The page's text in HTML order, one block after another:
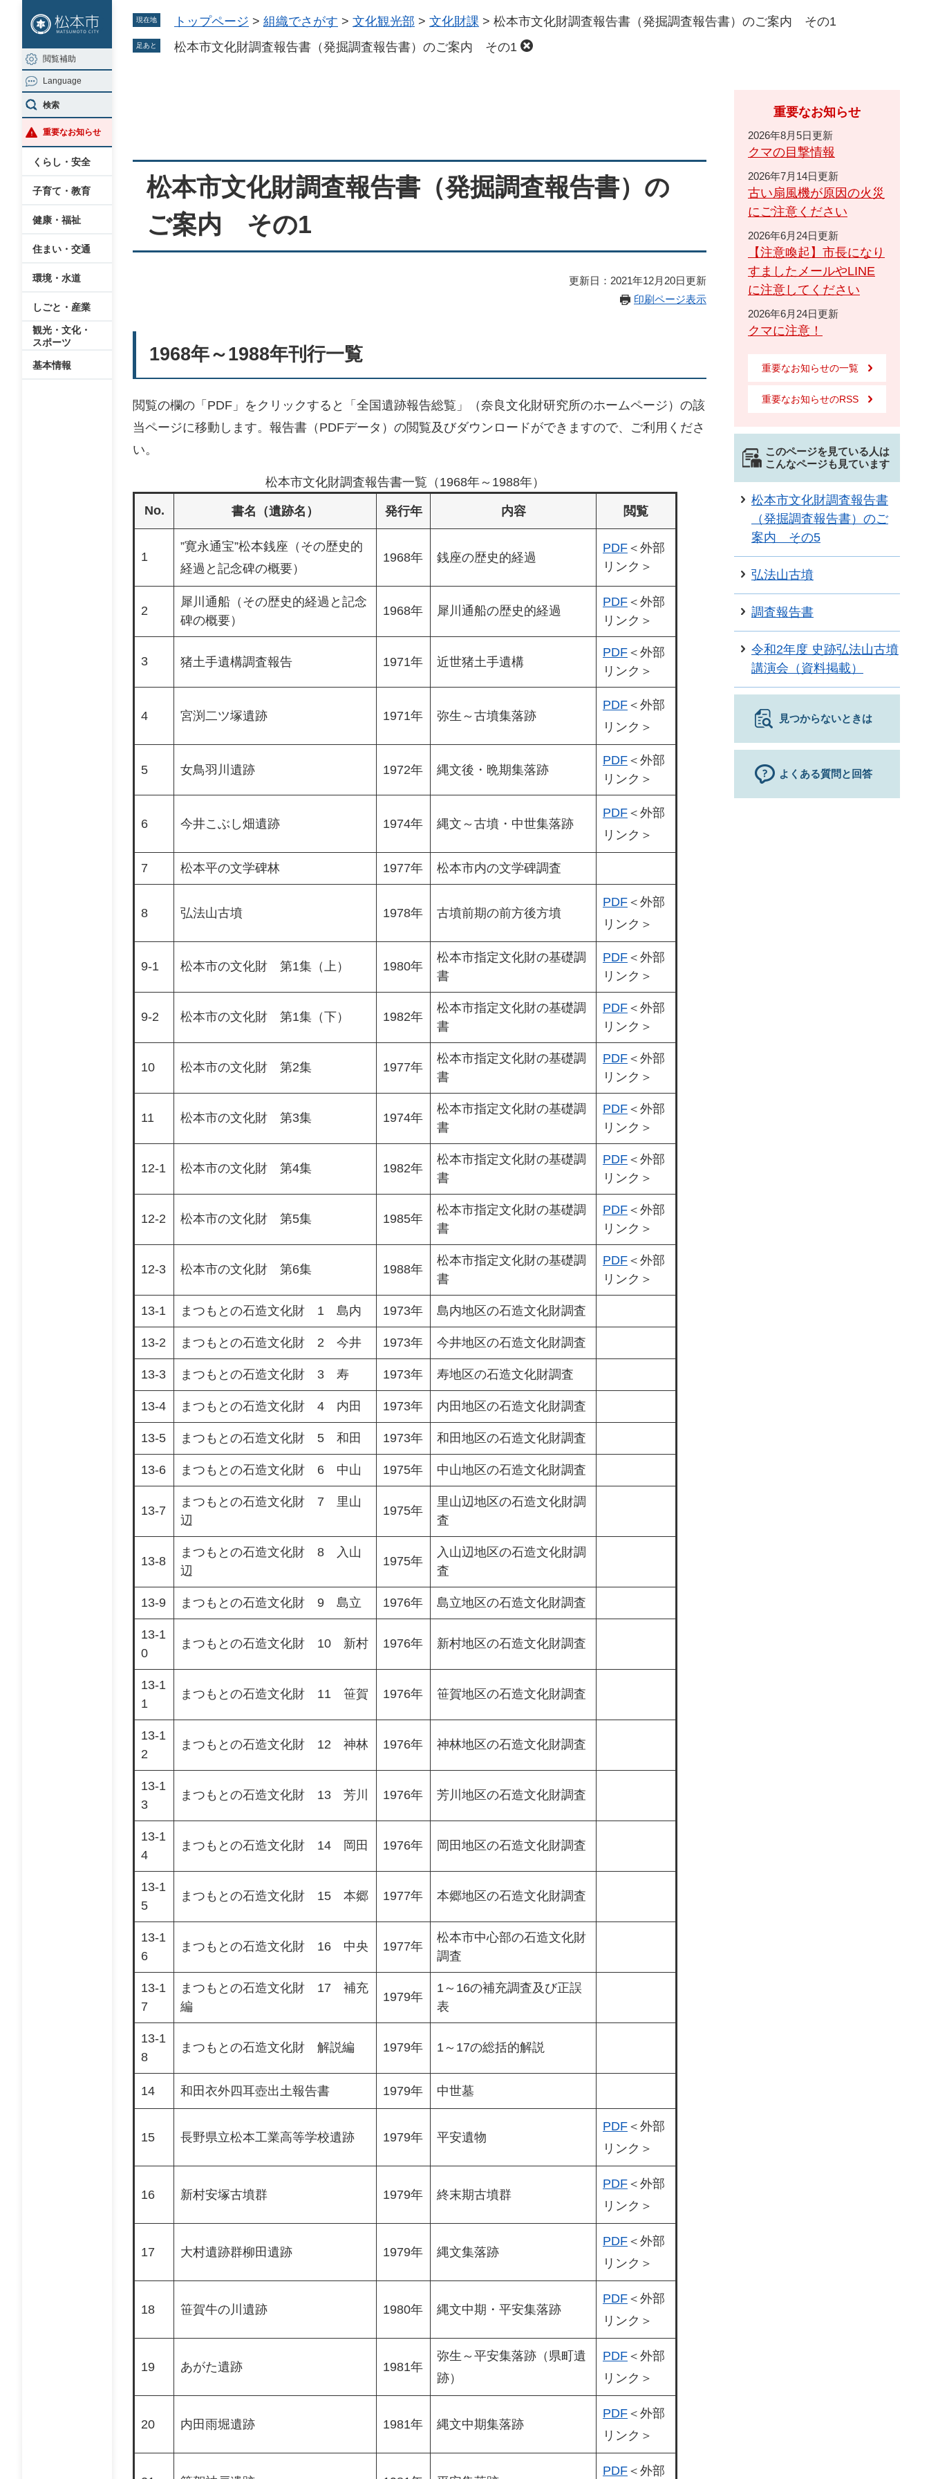
ジ
の
先
頭
で
す
ュ
ー
を
飛
ば
し
閲覧補助
Language
検索
重要なお知らせ
くらし・安全
子育て・教育
健康・福祉
住まい・交通
環境・水道
しごと・産業
観光・文化・
スポーツ
基本情報
現在地 トップページ > 組織でさがす > 文化観光部 > 文化財課 > 松本市文化財調査報告書（発掘調査報告書）のご案内 その1
足あと 松本市文化財調査報告書（発掘調査報告書）のご案内 その1
松本市文化財調査報告書（発掘調査報告書）の
ご案内 その1
更新日：2021年12月20日更新
印刷ページ表示
1968年～1988年刊行一覧
閲覧の欄の「PDF」をクリックすると「全国遺跡報告総覧」（奈良文化財研究所のホームページ）の該
当ページに移動します。報告書（PDFデータ）の閲覧及びダウンロードができますので、ご利用くださ
い。
松本市文化財調査報告書一覧（1968年～1988年）
No. 書名（遺跡名） 発行年 内容 閲覧
1
”寛永通宝”松本銭座（その歴史的
経過と記念碑の概要）
1968年 銭座の歴史的経過
PDF ＜外部
リンク＞
2
犀川通船（その歴史的経過と記念
碑の概要）
1968年 犀川通船の歴史的経過
PDF ＜外部
リンク＞
3 猪土手遺構調査報告 1971年 近世猪土手遺構
PDF ＜外部
リンク＞
4 宮渕二ツ塚遺跡 1971年 弥生～古墳集落跡
PDF ＜外部
リンク＞
5 女鳥羽川遺跡 1972年 縄文後・晩期集落跡
PDF ＜外部
リンク＞
6 今井こぶし畑遺跡 1974年 縄文～古墳・中世集落跡
PDF ＜外部
リンク＞
7 松本平の文学碑林 1977年 松本市内の文学碑調査
8 弘法山古墳 1978年 古墳前期の前方後方墳
PDF ＜外部
リンク＞
9-1 松本市の文化財 第1集（上） 1980年
松本市指定文化財の基礎調
書
PDF ＜外部
リンク＞
9-2 松本市の文化財 第1集（下） 1982年
松本市指定文化財の基礎調
書
PDF ＜外部
リンク＞
10 松本市の文化財 第2集 1977年
松本市指定文化財の基礎調
書
PDF ＜外部
リンク＞
11 松本市の文化財 第3集 1974年
松本市指定文化財の基礎調
書
PDF ＜外部
リンク＞
12-1 松本市の文化財 第4集 1982年
松本市指定文化財の基礎調
書
PDF ＜外部
リンク＞
12-2 松本市の文化財 第5集 1985年
松本市指定文化財の基礎調
書
PDF ＜外部
リンク＞
12-3 松本市の文化財 第6集 1988年
松本市指定文化財の基礎調
書
PDF ＜外部
リンク＞
13-1 まつもとの石造文化財 1 島内 1973年 島内地区の石造文化財調査
13-2 まつもとの石造文化財 2 今井 1973年 今井地区の石造文化財調査
13-3 まつもとの石造文化財 3 寿 1973年 寿地区の石造文化財調査
13-4 まつもとの石造文化財 4 内田 1973年 内田地区の石造文化財調査
13-5 まつもとの石造文化財 5 和田 1973年 和田地区の石造文化財調査
13-6 まつもとの石造文化財 6 中山 1975年 中山地区の石造文化財調査
13-7
まつもとの石造文化財 7 里山
辺
1975年
里山辺地区の石造文化財調
査
13-8
まつもとの石造文化財 8 入山
辺
1975年
入山辺地区の石造文化財調
査
13-9 まつもとの石造文化財 9 島立 1976年 島立地区の石造文化財調査
13-1
0
まつもとの石造文化財 10 新村 1976年 新村地区の石造文化財調査
13-1
1
まつもとの石造文化財 11 笹賀 1976年 笹賀地区の石造文化財調査
13-1
2
まつもとの石造文化財 12 神林 1976年 神林地区の石造文化財調査
13-1
3
まつもとの石造文化財 13 芳川 1976年 芳川地区の石造文化財調査
13-1
4
まつもとの石造文化財 14 岡田 1976年 岡田地区の石造文化財調査
13-1
5
まつもとの石造文化財 15 本郷 1977年 本郷地区の石造文化財調査
13-1
6
まつもとの石造文化財 16 中央 1977年
松本市中心部の石造文化財
調査
13-1
7
まつもとの石造文化財 17 補充
編
1979年
1～16の補充調査及び正誤
表
13-1
8
まつもとの石造文化財 解説編 1979年 1～17の総括的解説
14 和田衣外四耳壺出土報告書 1979年 中世墓
15 長野県立松本工業高等学校遺跡 1979年 平安遺物
PDF ＜外部
リンク＞
16 新村安塚古墳群 1979年 終末期古墳群
PDF ＜外部
リンク＞
17 大村遺跡群柳田遺跡 1979年 縄文集落跡
PDF ＜外部
リンク＞
18 笹賀牛の川遺跡 1980年 縄文中期・平安集落跡
PDF ＜外部
リンク＞
19 あがた遺跡 1981年
弥生～平安集落跡（県町遺
跡）
PDF ＜外部
リンク＞
20 内田雨堀遺跡 1981年 縄文中期集落跡
PDF ＜外部
リンク＞
PDF ＜外部
重要なお知らせ
2026年8月5日更新
クマの目撃情報
2026年7月14日更新
古い扇風機が原因の火災
にご注意ください
2026年6月24日更新
【注意喚起】市長になり
すましたメールやLINE
に注意してください
2026年6月24日更新
クマに注意！
重要なお知らせの一覧
重要なお知らせのRSS
このページを見ている人は
こんなページも見ています
松本市文化財調査報告書
（発掘調査報告書）のご
案内 その5
弘法山古墳
調査報告書
令和2年度 史跡弘法山古墳
講演会（資料掲載）
見つからないときは
よくある質問と回答